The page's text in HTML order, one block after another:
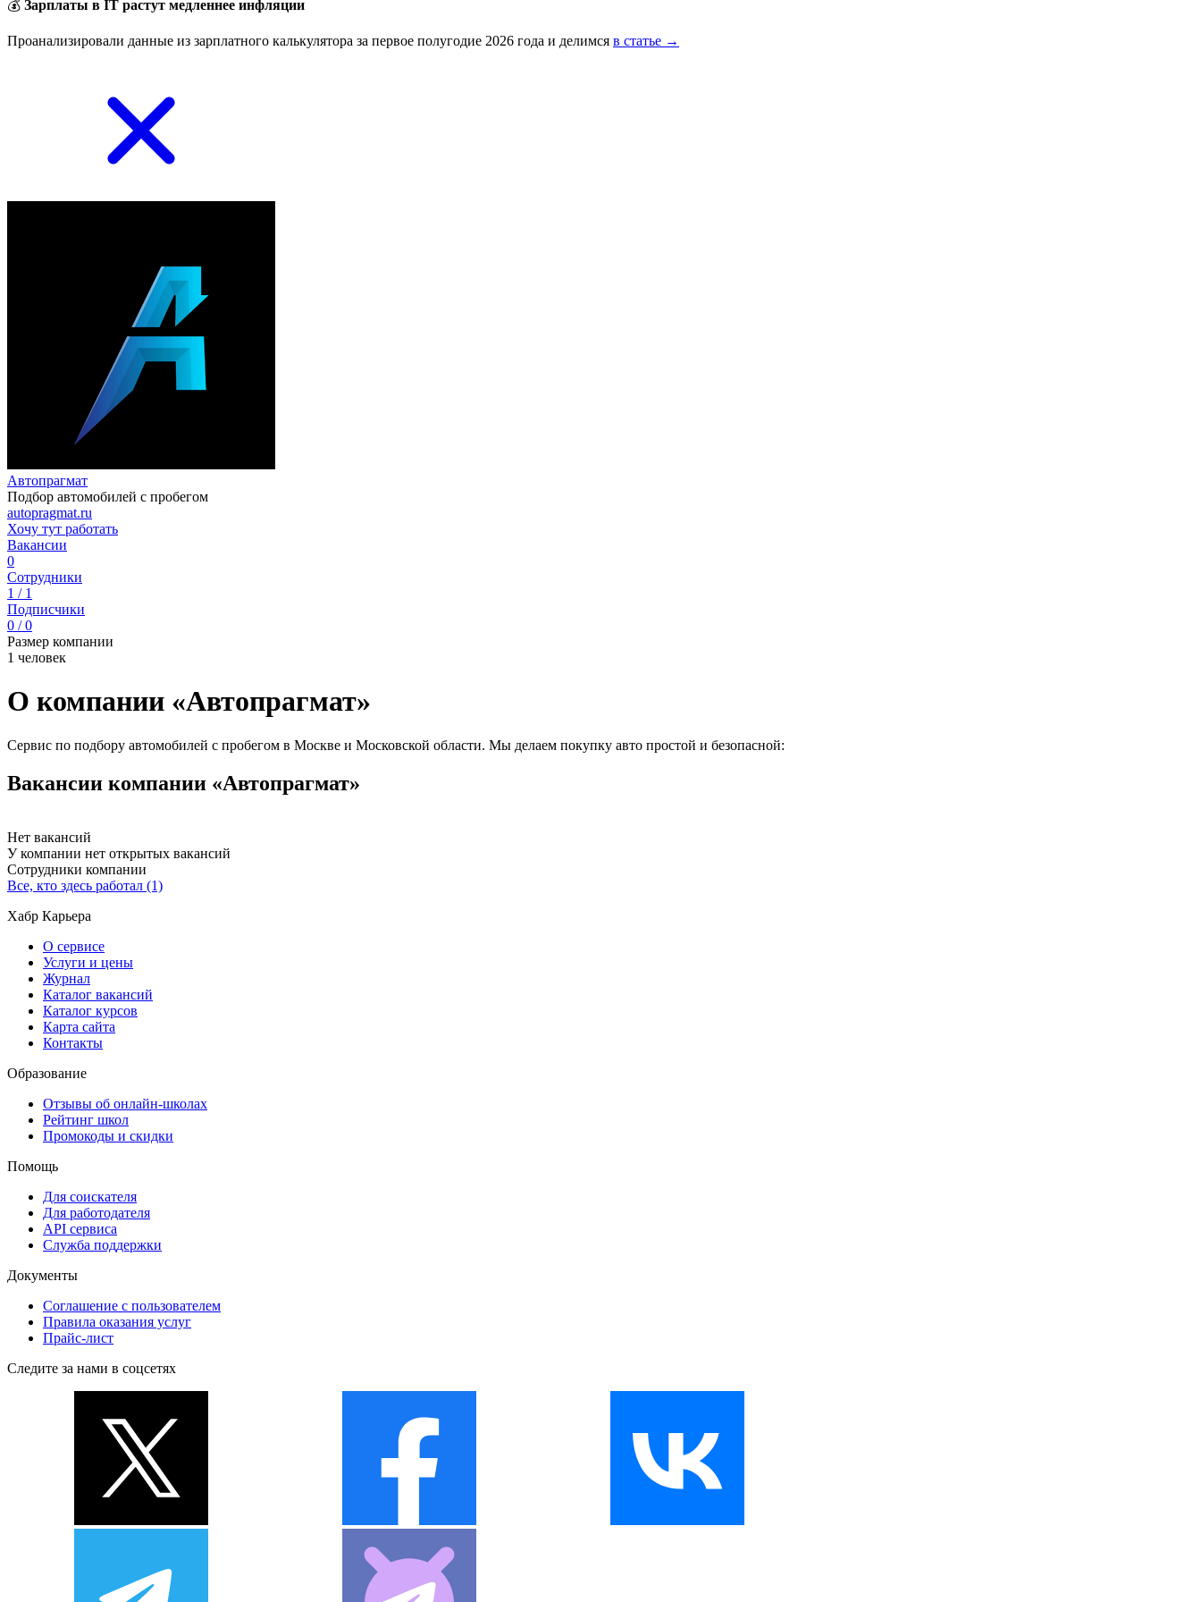
💰 Зарплаты в IT растут медленнее инфляции
Проанализировали данные из зарплатного калькулятора за первое полугодие 2026 года и делимся в статье →
Автопрагмат
Подбор автомобилей с пробегом
autopragmat.ru
Хочу тут работать
Вакансии
0
Сотрудники
1 / 1
Подписчики
0 / 0
Размер компании
1 человек
О компании «Автопрагмат»
Сервис по подбору автомобилей с пробегом в Москве и Московской области. Мы делаем покупку авто простой и безопасной:
Вакансии компании «Автопрагмат»
Нет вакансий
У компании нет открытых вакансий
Сотрудники компании
Все, кто здесь работал (1)
Хабр Карьера
О сервисе
Услуги и цены
Журнал
Каталог вакансий
Каталог курсов
Карта сайта
Контакты
Образование
Отзывы об онлайн-школах
Рейтинг школ
Промокоды и скидки
Помощь
Для соискателя
Для работодателя
API сервиса
Служба поддержки
Документы
Соглашение с пользователем
Правила оказания услуг
Прайс-лист
Следите за нами в соцсетях